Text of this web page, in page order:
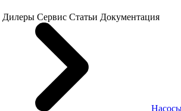
Дилеры Сервис Статьи Документация